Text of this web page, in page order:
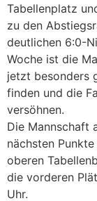
Tabellenplatz
zu den
deutlichen 6:0-
Woche ist die
jetzt besonders
finden und die
versöhnen.
Die Mannschaft
nächsten
oberen
die vorderen
Uhr.